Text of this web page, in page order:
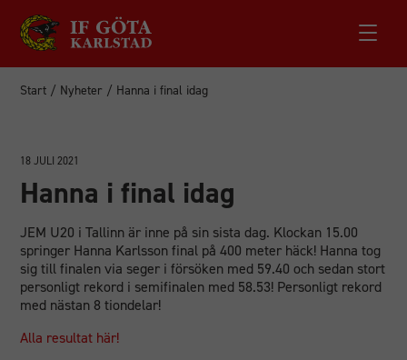
Start / Nyheter / Hanna i final idag
18 JULI 2021
Hanna i final idag
JEM U20 i Tallinn är inne på sin sista dag. Klockan 15.00
springer Hanna Karlsson final på 400 meter häck! Hanna tog
sig till finalen via seger i försöken med 59.40 och sedan stort
personligt rekord i semifinalen med 58.53! Personligt rekord
med nästan 8 tiondelar!
Alla resultat här!